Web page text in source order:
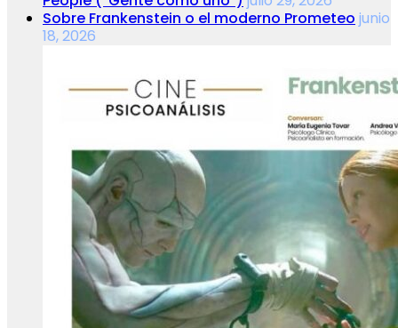
Sobre Frankenstein o el moderno Prometeo junio
18, 2026